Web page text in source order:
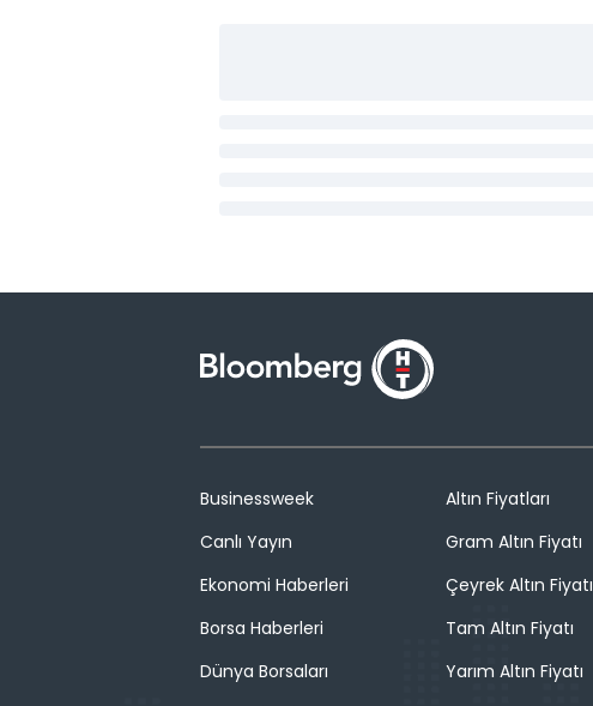
Businessweek
Canlı Yayın
Ekonomi Haberleri
Borsa Haberleri
Dünya Borsaları
Altın Fiyatları
Gram Altın Fiyatı
Çeyrek Altın Fiyatı
Tam Altın Fiyatı
Yarım Altın Fiyatı